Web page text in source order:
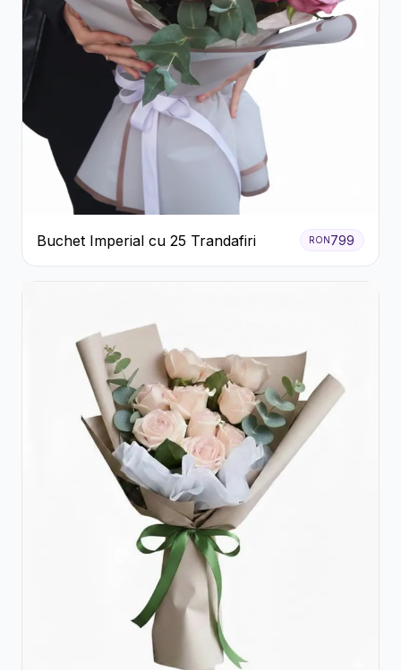
Buchet Imperial cu 25 Trandafiri RON 799